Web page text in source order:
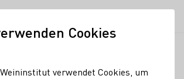
Cookies
verwendet Cookies, um